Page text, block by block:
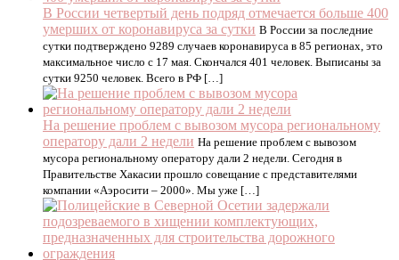
В России четвертый день подряд отмечается больше 400
умерших от коронавируса за сутки В России за последние
сутки подтверждено 9289 случаев коронавируса в 85 регионах, это
максимальное число с 17 мая. Скончался 401 человек. Выписаны за
сутки 9250 человек. Всего в РФ […]
На решение проблем с вывозом мусора региональному
оператору дали 2 недели На решение проблем с вывозом
мусора региональному оператору дали 2 недели. Сегодня в
Правительстве Хакасии прошло совещание с представителями
компании «Аэросити – 2000». Мы уже […]